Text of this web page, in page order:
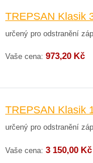
TREPSAN Klasik
určený pro odstranění
Vaše cena: 973,20 Kč
TREPSAN Klasik
určený pro odstranění
Vaše cena: 3 150,00 Kč